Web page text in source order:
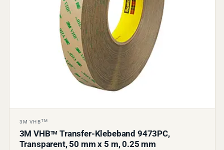
3M VHBTM
3M VHBTM Transfer-Klebeband 9473PC,
Transparent, 50 mm x 5 m, 0.25 mm